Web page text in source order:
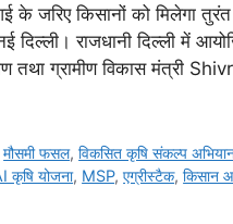
जरिए किसानों को मिलेगा
दिल्ली। राजधानी दिल्ली में
तथा ग्रामीण विकास मंत्री
मौसमी फसल,विकसित कृषि संकल्प
कृषि योजना, MSP,एग्रीस्टैक,किसान